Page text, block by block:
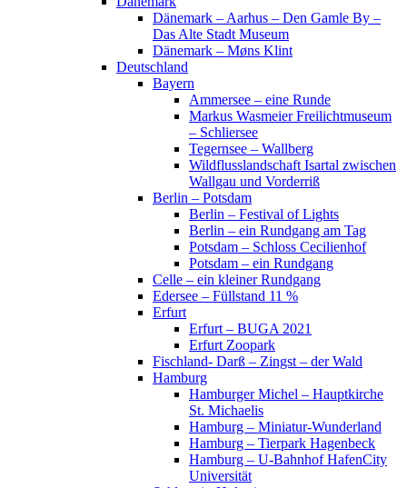
Dänemark – Aarhus – Den Gamle By –
Das Alte Stadt Museum
Dänemark – Møns Klint
Deutschland
Bayern
Ammersee – eine Runde
Markus Wasmeier Freilichtmuseum
– Schliersee
Tegernsee – Wallberg
Wildflusslandschaft Isartal zwischen
Wallgau und Vorderriß
Berlin – Potsdam
Berlin – Festival of Lights
Berlin – ein Rundgang am Tag
Potsdam – Schloss Cecilienhof
Potsdam – ein Rundgang
Celle – ein kleiner Rundgang
Edersee – Füllstand 11 %
Erfurt
Erfurt – BUGA 2021
Erfurt Zoopark
Fischland- Darß – Zingst – der Wald
Hamburg
Hamburger Michel – Hauptkirche
St. Michaelis
Hamburg – Miniatur-Wunderland
Hamburg – Tierpark Hagenbeck
Hamburg – U-Bahnhof HafenCity
Universität